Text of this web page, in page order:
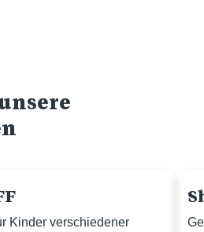
Kinder verschiedener